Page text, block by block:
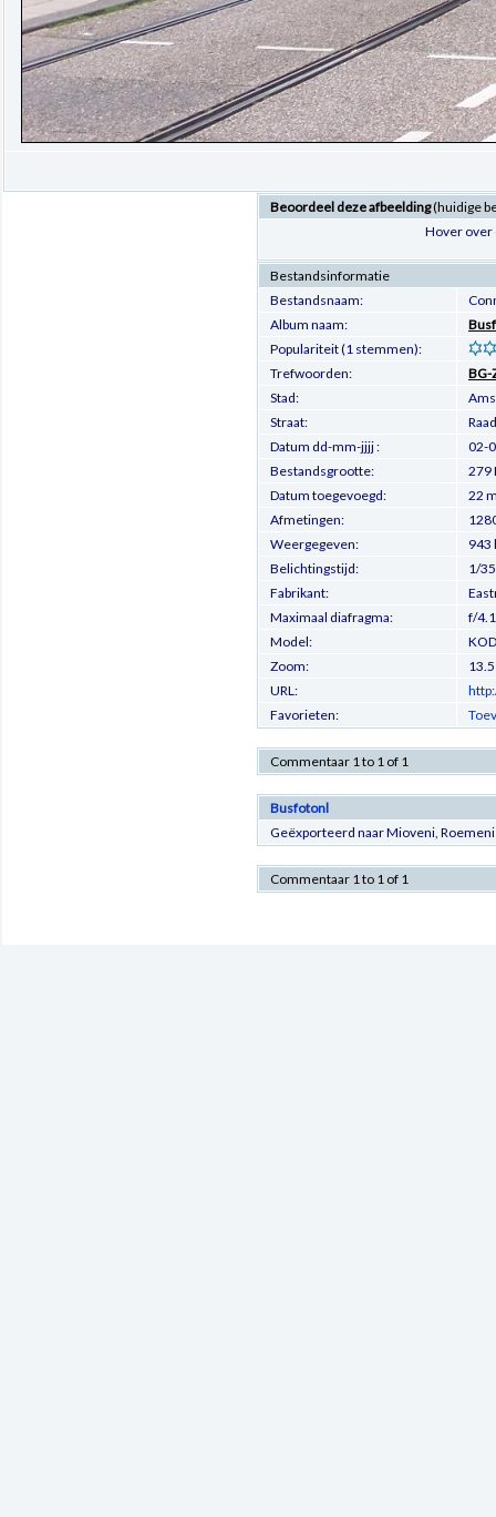
Beoordeel deze afbeelding(huidige
Hover over
Bestandsinformatie
Bestandsnaam:
Album naam:
Populariteit (1 stemmen):
Trefwoorden:
BG-
Stad:
Straat:
Datum dd-mm-jjjj :
02-
Bestandsgrootte:
279
Datum toegevoegd:
22
Afmetingen:
Weergegeven:
943
Belichtingstijd:
1/
Fabrikant:
Maximaal diafragma:
f/4.1
Model:
Zoom:
URL:
Favorieten:
Commentaar 1 to 1 of 1
Busfotonl
Geëxporteerd naar Mioveni,
Commentaar 1 to 1 of 1